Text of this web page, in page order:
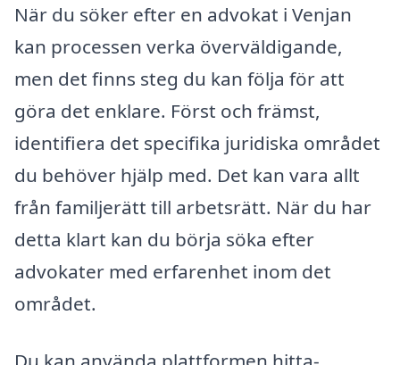
När du söker efter en advokat i Venjan
kan processen verka överväldigande,
men det finns steg du kan följa för att
göra det enklare. Först och främst,
identifiera det specifika juridiska området
du behöver hjälp med. Det kan vara allt
från familjerätt till arbetsrätt. När du har
detta klart kan du börja söka efter
advokater med erfarenhet inom det
området.